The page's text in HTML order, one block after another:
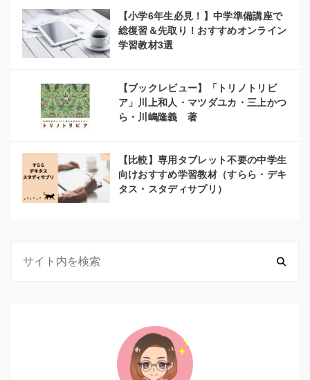
【小学6年生必見！】中学準備講座で
総復習＆先取り！おすすめオンライン
学習教材3選
【ブックレビュー】「トリノトリビ
ア」川上和人・マツダユカ・三上かつ
ら・川嶋隆義 著
【比較】専用タブレット不要の中学生
向けおすすめ学習教材（すらら・デキ
タス・スタディサプリ）